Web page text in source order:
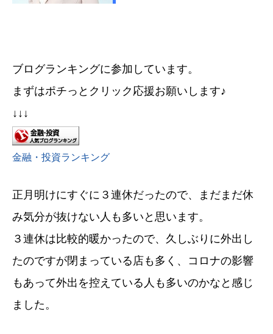
ブログランキングに参加しています。
まずはポチっとクリック応援お願いします♪
↓↓↓
金融・投資ランキング
正月明けにすぐに３連休だったので、まだまだ休
み気分が抜けない人も多いと思います。
３連休は比較的暖かったので、久しぶりに外出し
たのですが閉まっている店も多く、コロナの影響
もあって外出を控えている人も多いのかなと感じ
ました。